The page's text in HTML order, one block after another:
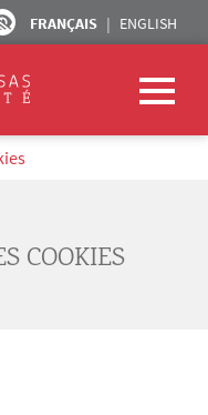
FRANÇAIS ENGLISH
COOKIES